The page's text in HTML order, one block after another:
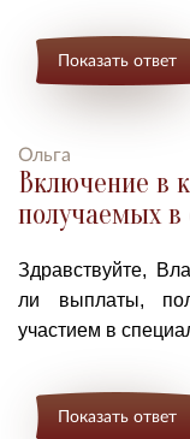
Показать ответ
Ольга
Включение в
получаемых в
Здравствуйте,
ли выплаты,
участием в
Показать ответ